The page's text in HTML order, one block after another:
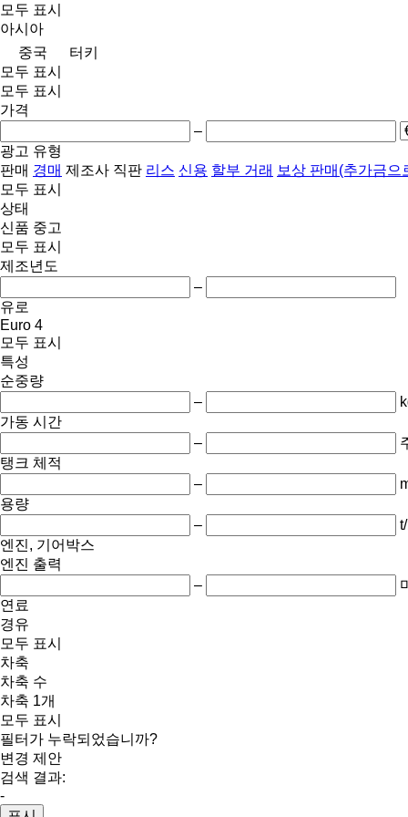
모두 표시
아시아
중국
터키
모두 표시
모두 표시
가격
–
광고 유형
판매 경매 제조사 직판 리스 신용 할부 거래 보상 판매(추가금으
모두 표시
상태
신품 중고
모두 표시
제조년도
–
유로
Euro 4
모두 표시
특성
순중량
–
가동 시간
–
탱크 체적
–
용량
–
엔진, 기어박스
엔진 출력
–
연료
경유
모두 표시
차축
차축 수
차축 1개
모두 표시
필터가 누락되었습니까?
변경 제안
검색 결과:
-